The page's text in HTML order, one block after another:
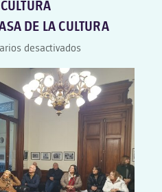
DE LA CULTURA
desactivadosen
CULTURAL
A
CASA
CULTURA